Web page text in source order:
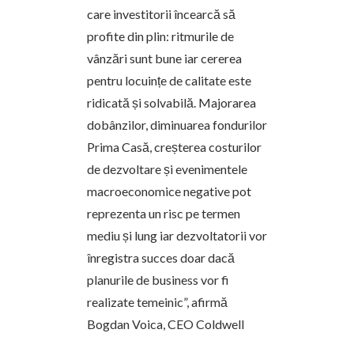
care investitorii încearcă să
profite din plin: ritmurile de
vânzări sunt bune iar cererea
pentru locuințe de calitate este
ridicată și solvabilă. Majorarea
dobânzilor, diminuarea fondurilor
Prima Casă, creșterea costurilor
de dezvoltare și evenimentele
macroeconomice negative pot
reprezenta un risc pe termen
mediu și lung iar dezvoltatorii vor
înregistra succes doar dacă
planurile de business vor fi
realizate temeinic”, afirmă
Bogdan Voica, CEO Coldwell